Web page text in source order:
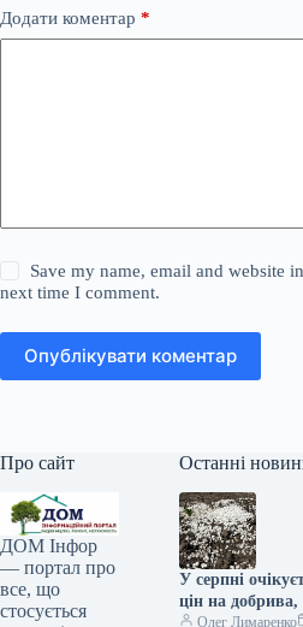
Додати коментар *
Save my name, email and website
next time I comment.
Опублікувати коментар
Про сайт
ДОМ Інфор
— портал про
все, що
стосується
Останні
У серпні
цін на добрива,
постачальники
Олег Лимаренко